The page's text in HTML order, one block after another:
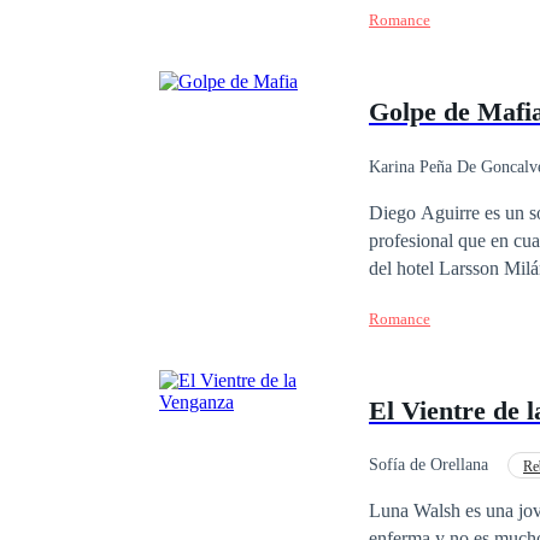
apuesto arquitecto y
Romance
Golpe de
Karina Peña De
Diego Aguirre es un
profesional que en
del hotel Larsson
millonaria, hermosa y
no todo lo que brilla
intensa historia
Romance
El Vientre de
Sofía de Orellana
Luna Walsh es una joven universitaria que trata